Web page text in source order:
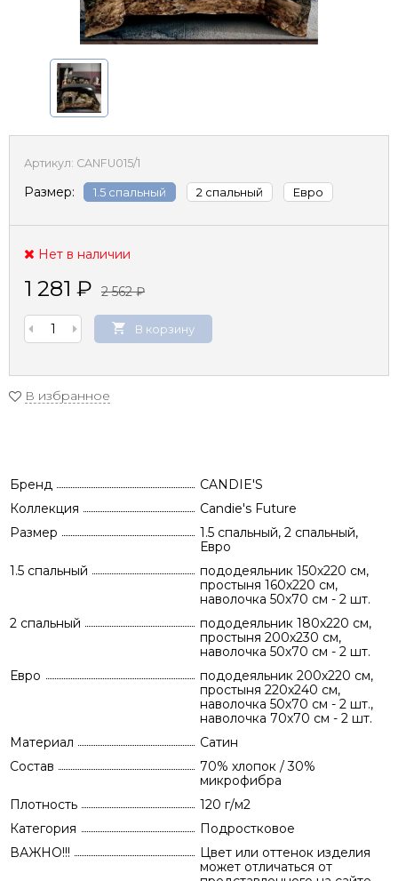
Артикул: CANFU015/1
Размер: 1.5 спальный 2 спальный Евро
Нет в наличии
1 281 ₽ 2 562₽
В корзину
В избранное
Бренд
CANDIE'S
Коллекция
Candie's Future
Размер
1.5 спальный, 2 спальный,
Евро
1.5 спальный
пододеяльник 150х220 см,
простыня 160х220 см,
наволочка 50х70 см - 2 шт.
2 спальный
пододеяльник 180х220 см,
простыня 200х230 см,
наволочка 50х70 см - 2 шт.
Евро
пододеяльник 200х220 см,
простыня 220х240 см,
наволочка 50х70 см - 2 шт.,
наволочка 70х70 см - 2 шт.
Материал
Сатин
Состав
70% хлопок / 30%
микрофибра
Плотность
120 г/м2
Категория
Подростковое
ВАЖНО!!!
Цвет или оттенок изделия
может отличаться от